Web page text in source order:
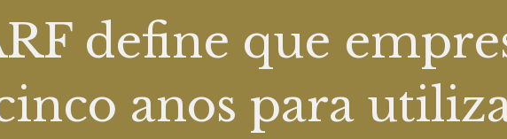
define que
anos para